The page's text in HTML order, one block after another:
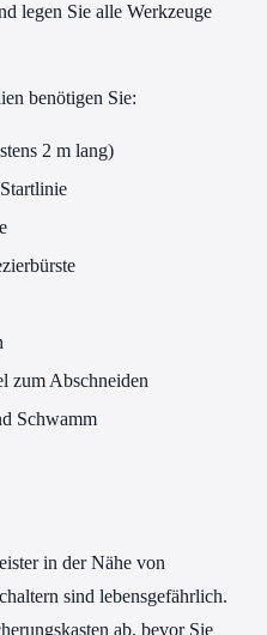
legen Sie alle Werkzeuge
benötigen Sie:
2 m lang)
zum Abschneiden
Schwamm
in der Nähe von
sind lebensgefährlich.
ab, bevor Sie